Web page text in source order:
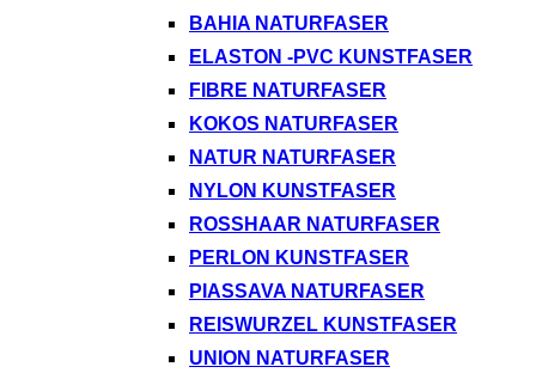
BAHIA NATURFASER
ELASTON -PVC KUNSTFASER
FIBRE NATURFASER
KOKOS NATURFASER
NATUR NATURFASER
NYLON KUNSTFASER
ROSSHAAR NATURFASER
PERLON KUNSTFASER
PIASSAVA NATURFASER
REISWURZEL KUNSTFASER
UNION NATURFASER